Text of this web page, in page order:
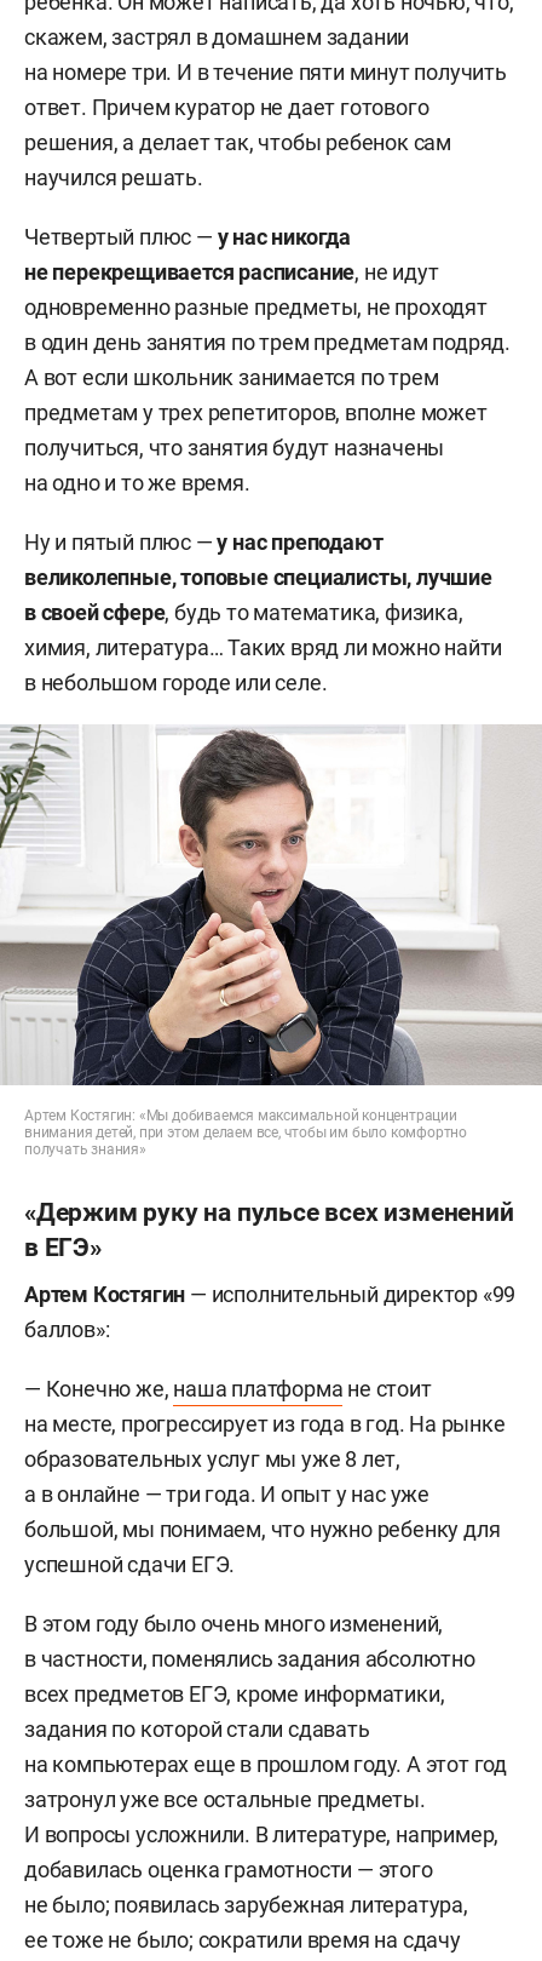
скажем, застрял в домашнем задании
на номере три. И в течение пяти минут получить
ответ. Причем куратор не дает готового
решения, а делает так, чтобы ребенок сам
научился решать.
Четвертый плюс — у нас никогда
не перекрещивается расписание, не идут
одновременно разные предметы, не проходят
в один день занятия по трем предметам подряд.
А вот если школьник занимается по трем
предметам у трех репетиторов, вполне может
получиться, что занятия будут назначены
на одно и то же время.
Ну и пятый плюс —у нас преподают
великолепные, топовые специалисты, лучшие
в своей сфере, будь то математика, физика,
химия, литература… Таких вряд ли можно найти
в небольшом городе или селе.
Артем Костягин: «Мы добиваемся максимальной концентрации
внимания детей, при этом делаем все, чтобы им было комфортно
получать знания»
«Держим руку на пульсе всех изменений
в ЕГЭ»
Артем Костягин — исполнительный директор «99
баллов»:
— Конечно же, наша платформа не стоит
на месте, прогрессирует из года в год. На рынке
образовательных услуг мы уже 8 лет,
а в онлайне — три года. И опыт у нас уже
большой, мы понимаем, что нужно ребенку для
успешной сдачи ЕГЭ.
В этом году было очень много изменений,
в частности, поменялись задания абсолютно
всех предметов ЕГЭ, кроме информатики,
задания по которой стали сдавать
на компьютерах еще в прошлом году. А этот год
затронул уже все остальные предметы.
И вопросы усложнили. В литературе, например,
добавилась оценка грамотности — этого
не было; появилась зарубежная литература,
ее тоже не было; сократили время на сдачу